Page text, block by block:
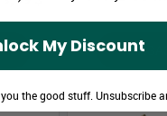
My Discount
the good stuff. Unsubscribe